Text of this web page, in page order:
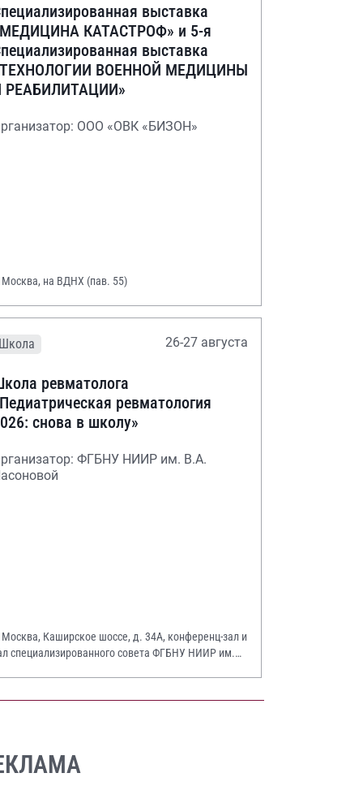
выставка
КАТАСТРОФ» и 5-я
выставка
ВОЕННОЙ МЕДИЦИНЫ
РЕАБИЛИТАЦИИ»
ООО «ОВК «БИЗОН»
Москва, на ВДНХ (пав. 55)
Школа 26-27 августа
ревматолога
ревматология
снова в школу»
ФГБНУ НИИР им. В.А.
Москва, Каширское шоссе, д. 34А, конференц-зал и
специализированного совета ФГБНУ НИИР им.